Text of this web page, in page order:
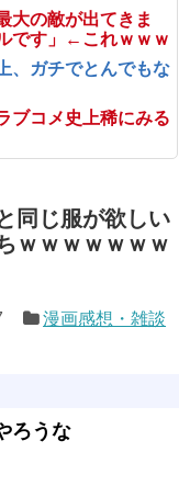
大の敵が出てきま
です」←これｗｗｗ
、ガチでとんでもな
ブコメ史上稀にみる
同じ服が欲しい
ｗｗｗｗｗｗｗ
漫画感想・雑談
ろうな